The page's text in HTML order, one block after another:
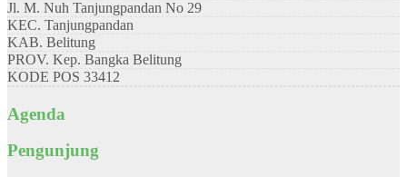
Jl. M. Nuh Tanjungpandan No 29
KEC. Tanjungpandan
KAB. Belitung
PROV. Kep. Bangka Belitung
KODE POS 33412
Agenda
Pengunjung